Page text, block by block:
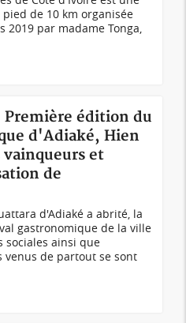
de 10 km organisée
2019 par madame Tonga,
édition du
d'Adiaké, Hien
vainqueurs et
de
d'Adiaké a abrité, la
gastronomique de la ville
sociales ainsi que
de partout se sont